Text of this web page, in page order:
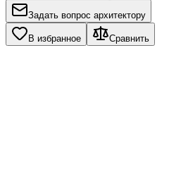
Задать вопрос архитектору
В избранное Сравнить